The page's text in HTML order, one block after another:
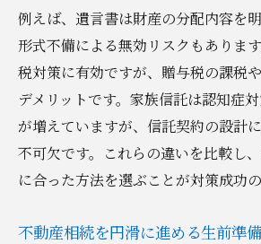
例えば、遺言書は財産の分配内容を
形式不備による無効リスクもありま
税対策に有効ですが、贈与税の課税
デメリットです。家族信託は認知症
が増えていますが、信託契約の設計
不可欠です。これらの違いを比較し
に合った方法を選ぶことが対策成功
不動産相続を円滑に進める生前準